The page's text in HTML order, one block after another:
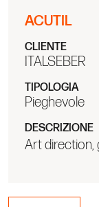
ACUTIL
CLIENTE
ITALSEBER
TIPOLOGIA
Pieghevole
DESCRIZIONE
Art direction,